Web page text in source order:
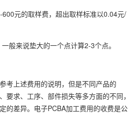
元的取样费，超出取样标准以0.04元/
般来说垫大的一个点计算2-3个点。
考上述费用的说明，但是不同产品的
要求、工序、部件损失等多方面的不同，
的差异。电子PCBA加工费用的收费是公